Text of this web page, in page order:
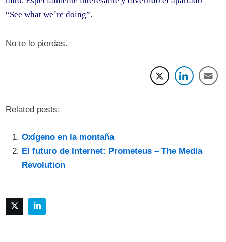
“See what we´re doing”.
No te lo pierdas.
Related posts:
Oxígeno en la montaña
El futuro de Internet: Prometeus – The Media
Revolution